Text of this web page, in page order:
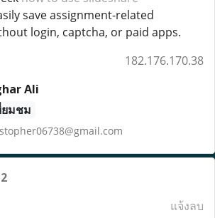
save assignment-related
login, captcha, or paid apps.
182.176.170.38
Ali
ยมชม
แจ้งลบ